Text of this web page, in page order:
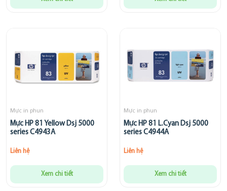
Mực in phun
Mực HP 81 Yellow Dsj 5000
series C4943A
Liên hệ
Xem chi tiết
Mực in phun
Mực HP 81 L.Cyan Dsj 5000
series C4944A
Liên hệ
Xem chi tiết